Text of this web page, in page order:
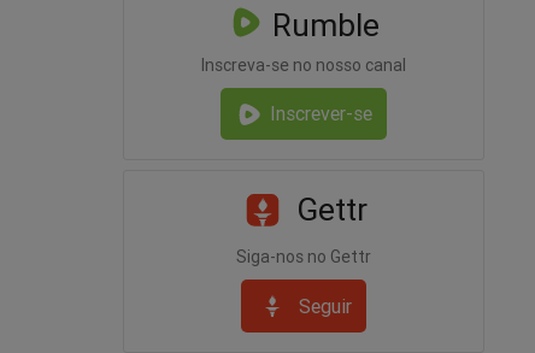
Rumble
Inscreva-se no nosso canal
Inscrever-se
Gettr
Siga-nos no Gettr
Seguir